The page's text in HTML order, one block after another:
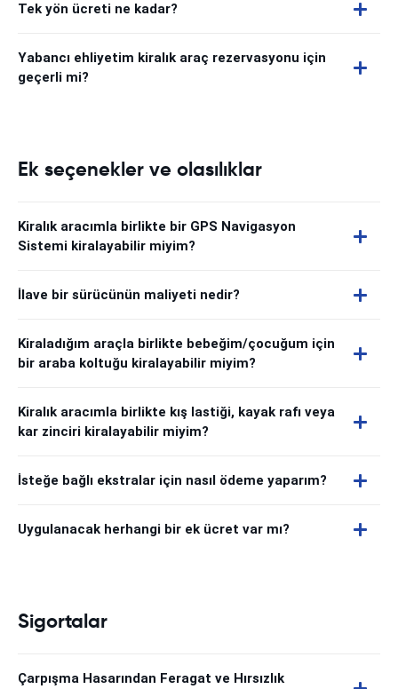
Tek yön ücreti ne kadar?
Yabancı ehliyetim kiralık araç rezervasyonu için
geçerli mi?
Ek seçenekler ve olasılıklar
Kiralık aracımla birlikte bir GPS Navigasyon
Sistemi kiralayabilir miyim?
İlave bir sürücünün maliyeti nedir?
Kiraladığım araçla birlikte bebeğim/çocuğum için
bir araba koltuğu kiralayabilir miyim?
Kiralık aracımla birlikte kış lastiği, kayak rafı veya
kar zinciri kiralayabilir miyim?
İsteğe bağlı ekstralar için nasıl ödeme yaparım?
Uygulanacak herhangi bir ek ücret var mı?
Sigortalar
Çarpışma Hasarından Feragat ve Hırsızlık